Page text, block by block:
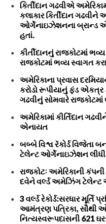
કિર્તીદાન ગઢવીએ
કલાકાર કિર્તીદાન ગઢવીને
ઓર્ગેનાઇઝેશનના બ્રાન્ડ
હતાં.
કીર્તીદાનનું રાજકોટમાં
રાજકોટમાં ભવ્ય સ્વાગત
અમેરિકાના પ્રવાસ
કરોડો રૂપીયાનું ફંડ એકત્ર
ગઢવીનું સોમવારે
અમેરિકામાં કીર્તિદાન
એનાયત
બબ્બે વિશ્વ રૅકોર્ડ વિજેતા
ટેલેન્ટ ઓર્ગેનાઇઝેશન લીધી
રાજકોટઃ અમેરિકાની
દવેને વર્લ્ડ અમેઝિંગ ટેલેન્ટ
3 વર્લ્ડ રેકોર્ડ:સરધાર મૂર્તિ
આમંત્રણ પત્રિકા, સૌથી
નિત્યસ્વરૂપદાસની 621